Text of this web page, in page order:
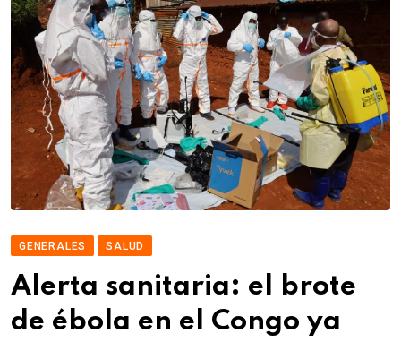
GENERALES SALUD
Alerta sanitaria: el brote
de ébola en el Congo ya